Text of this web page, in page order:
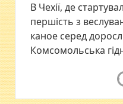
В Чехії, де
першість з
каное серед
Комсомольська